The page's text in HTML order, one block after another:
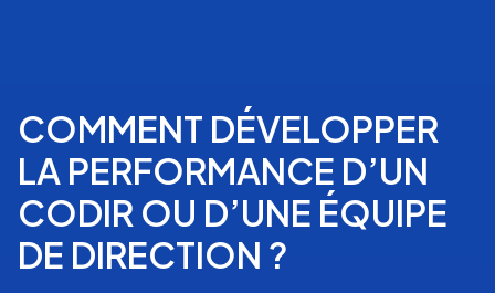
COMMENT DÉVELOPPER
LA PERFORMANCE D’UN
CODIR OU D’UNE ÉQUIPE
DE DIRECTION ?